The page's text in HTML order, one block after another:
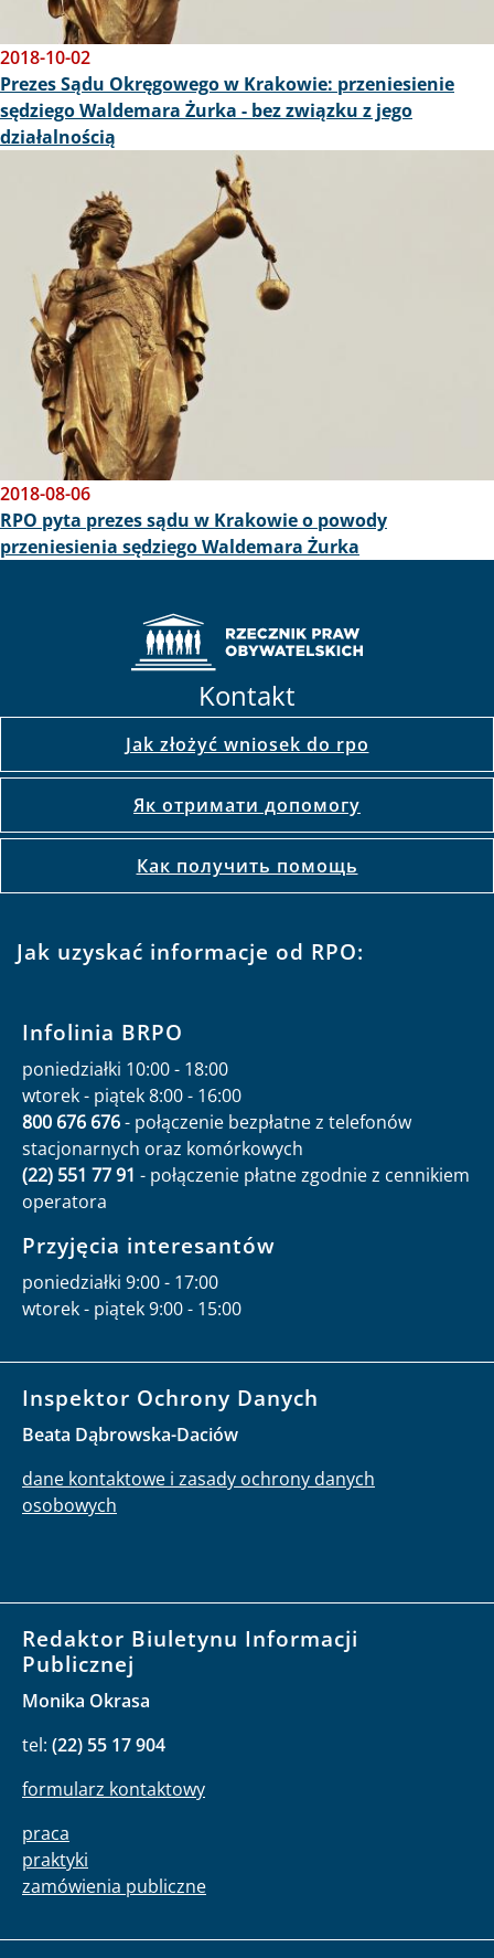
2018-10-02
Prezes Sądu Okręgowego w Krakowie: przeniesienie
sędziego Waldemara Żurka - bez związku z jego
działalnością
2018-08-06
RPO pyta prezes sądu w Krakowie o powody
przeniesienia sędziego Waldemara Żurka
Kontakt
Jak złożyć wniosek do rpo
Як отримати допомогу
Как получить помощь
Jak uzyskać informacje od RPO:
Infolinia BRPO
poniedziałki 10:00 - 18:00
wtorek - piątek 8:00 - 16:00
800 676 676- połączenie bezpłatne z telefonów
stacjonarnych oraz komórkowych
(22) 551 77 91 - połączenie płatne zgodnie z cennikiem
operatora
Przyjęcia interesantów
poniedziałki 9:00 - 17:00
wtorek - piątek 9:00 - 15:00
Inspektor Ochrony Danych
Beata Dąbrowska-Daciów
dane kontaktowe i zasady ochrony danych
osobowych
Redaktor Biuletynu Informacji
Publicznej
Monika Okrasa
tel: (22) 55 17 904
formularz kontaktowy
praca
praktyki
zamówienia publiczne